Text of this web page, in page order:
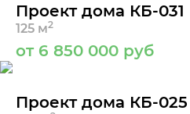
Проект дома КБ-031
125 м2
от 6 850 000 руб
Проект дома КБ-025